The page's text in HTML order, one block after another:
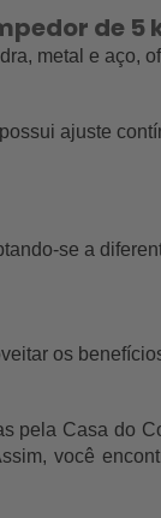
de 5
metal e aço,
ajuste
se a
os
pela Casa do
você